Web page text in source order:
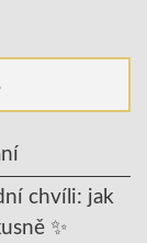
chvíli: jak
✨